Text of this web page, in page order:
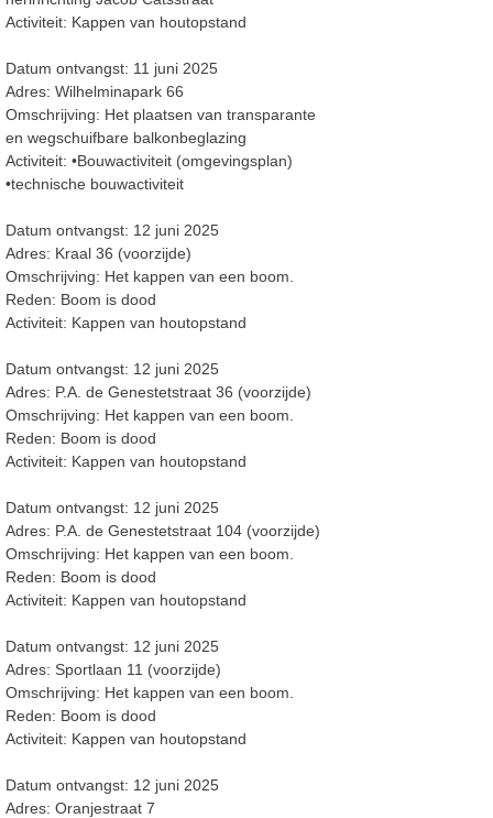
Activiteit: Kappen van houtopstand
Datum ontvangst: 11 juni 2025
Adres: Wilhelminapark 66
Omschrijving: Het plaatsen van transparante
en wegschuifbare balkonbeglazing
Activiteit: •Bouwactiviteit (omgevingsplan)
•technische bouwactiviteit
Datum ontvangst: 12 juni 2025
Adres: Kraal 36 (voorzijde)
Omschrijving: Het kappen van een boom.
Reden: Boom is dood
Activiteit: Kappen van houtopstand
Datum ontvangst: 12 juni 2025
Adres: P.A. de Genestetstraat 36 (voorzijde)
Omschrijving: Het kappen van een boom.
Reden: Boom is dood
Activiteit: Kappen van houtopstand
Datum ontvangst: 12 juni 2025
Adres: P.A. de Genestetstraat 104 (voorzijde)
Omschrijving: Het kappen van een boom.
Reden: Boom is dood
Activiteit: Kappen van houtopstand
Datum ontvangst: 12 juni 2025
Adres: Sportlaan 11 (voorzijde)
Omschrijving: Het kappen van een boom.
Reden: Boom is dood
Activiteit: Kappen van houtopstand
Datum ontvangst: 12 juni 2025
Adres: Oranjestraat 7